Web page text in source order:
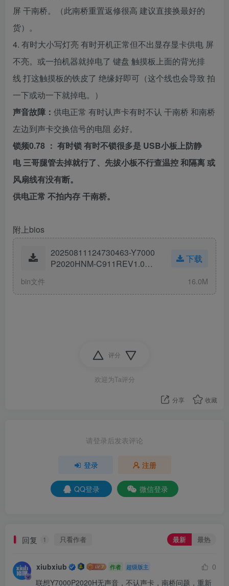
屏 干南桥。（此南桥重置返修很高 建议直接换最好的
货）。
4. 有时大小写灯亮 有时开机正常但不出显存显卡供电 屏
不亮。或一拍机器就掉电了 键盘 触摸板上面的背光排
线 打这触摸板的铁皮了 绝缘好即可（这个线也会导致 拍
一下或动一下就掉电。）
声音故障： 供电正常 有时认声卡有时不认 干南桥 和南桥
左边到声卡交换信号的电阻 必好。
锁频0.78 ： 有时锁 有时不锁很多是 USB小板上 防静
电 三哥腿管去掉就行了、先拔小板不行查温控 和隔离 或
风扇线有没有断。
供电正常 不拍内存 干南桥。
附上bios
20250811124730463-Y7000
P2020HNM-C911REV1.0验
下载
bin文件 16.0M
评分
欢迎为Ta评分
分享 收藏
请登录后发表评论
登录 注册
QQ登录 微信登录
回复 1 只看作者 最新 最热
xiubxiub 作者 超级版主
0
联想Y7000P2020H无声音，不认声卡，南桥问题，重新